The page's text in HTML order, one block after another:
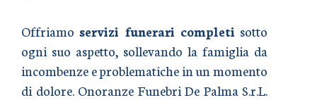
Offriamo servizi funerari completi sotto
ogni suo aspetto, sollevando la famiglia da
incombenze e problematiche in un momento
di dolore. Onoranze Funebri De Palma S.r.L.